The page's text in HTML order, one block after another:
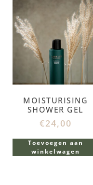
MOISTURISING
SHOWER GEL
€24,00
Toevoegen aan
winkelwagen